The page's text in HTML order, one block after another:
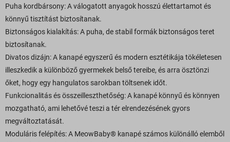
Puha kordbársony: A válogatott anyagok hosszú élettartamot és
könnyű tisztítást biztosítanak.
Biztonságos kialakítás: A puha, de stabil formák biztonságos teret
biztosítanak.
Divatos dizájn: A kanapé egyszerű és modern esztétikája tökéletesen
illeszkedik a különböző gyermekek belső tereibe, és arra ösztönzi
őket, hogy egy hangulatos sarokban töltsenek időt.
Funkcionalitás és összeilleszthetőség: A kanapé könnyű és könnyen
mozgatható, ami lehetővé teszi a tér elrendezésének gyors
megváltoztatását.
Moduláris felépítés: A MeowBaby® kanapé számos különálló elemből